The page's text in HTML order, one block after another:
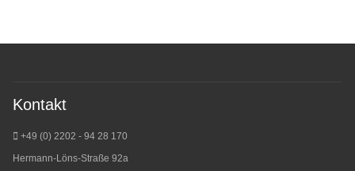
Kontakt
+49 (0) 2202 - 94 28 170
Hermann-Löns-Straße 92a